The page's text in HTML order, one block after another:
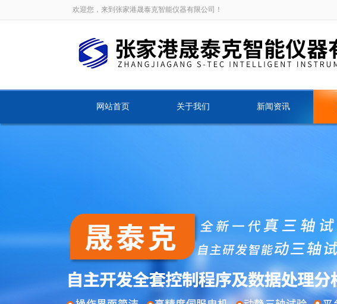
欢迎您，来到张家港晟泰克智能仪器有限公司！
网站首页 关于我们 新闻资讯